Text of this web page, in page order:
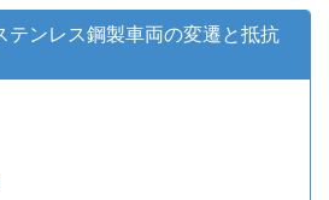
テンレス鋼製車両の変遷と抵抗